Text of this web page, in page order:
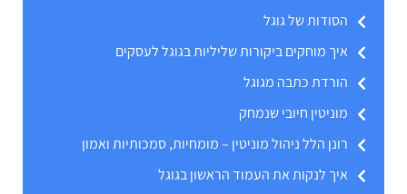
הסודות של גוגל
איך מוחקים ביקורות שליליות בגוגל לעסקים
הורדת כתבה מגוגל
מוניטין חיובי שנמחק
רונן הלל ניהול מוניטין – מומחיות, סמכותיות ואמון
איך לנקות את העמוד הראשון בגוגל